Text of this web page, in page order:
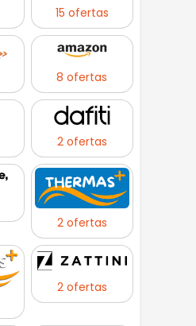
15 ofertas
8 ofertas
2 ofertas
2 ofertas
2 ofertas